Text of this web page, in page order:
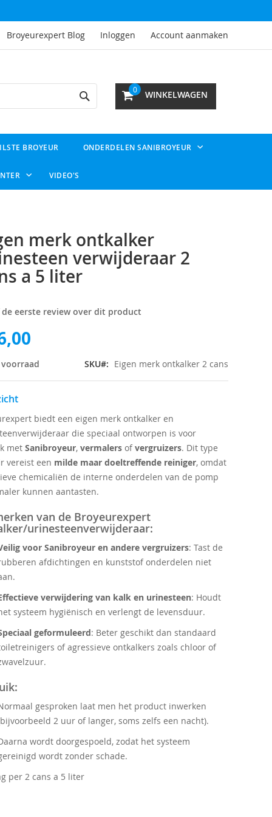
Broyeurexpert Blog Inloggen Account aanmaken
WINKELWAGEN
0
BROYEUR ONDERDELEN SANIBROYEUR
VIDEO'S
merk ontkalker
verwijderaar 2
a 5 liter
de eerste review over dit product
voorraad SKU Eigen merk ontkalker 2 cans
biedt een eigen merk ontkalker en
die speciaal ontworpen is voor
met Sanibroyeur, vermalersofvergruizers. Dit type
vereist een milde maar doeltreffende reiniger, omdat
chemicaliën de interne onderdelen van de pomp
kunnen aantasten.
van de Broyeurexpert
urinesteenverwijderaar:
voor Sanibroyeur en andere vergruizers: Tast de
afdichtingen en kunststof onderdelen niet
verwijdering van kalk en urinesteen: Houdt
systeem hygiënisch en verlengt de levensduur.
geformuleerd: Beter geschikt dan standaard
of agressieve ontkalkers zoals chloor of
gesproken laat men het product inwerken
2 uur of langer, soms zelfs een nacht).
wordt doorgespoeld, zodat het systeem
wordt zonder schade.
per 2 cans a 5 liter